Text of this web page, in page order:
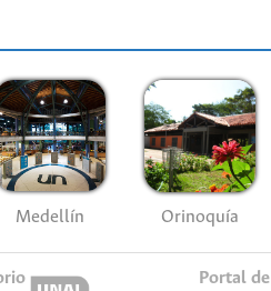
Medellín Orinoquía
Portal de